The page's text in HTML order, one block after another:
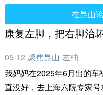
在昆山
康复左脚，把右脚治
05-12 聚焦昆山 左柚
我妈妈在2025年6月出的
直没好，去上海六院专家